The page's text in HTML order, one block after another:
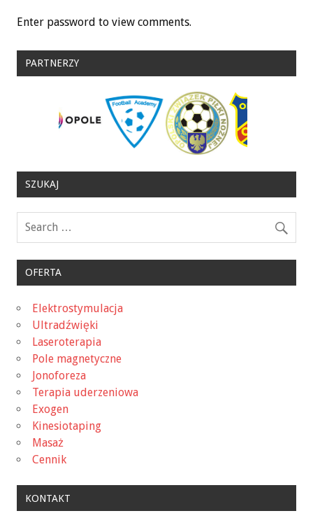
Enter password to view comments.
PARTNERZY
SZUKAJ
OFERTA
Elektrostymulacja
Ultradźwięki
Laseroterapia
Pole magnetyczne
Jonoforeza
Terapia uderzeniowa
Exogen
Kinesiotaping
Masaż
Cennik
KONTAKT